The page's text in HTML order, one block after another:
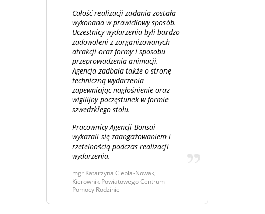
Całość realizacji zadania została
wykonana w prawidłowy sposób.
Uczestnicy wydarzenia byli bardzo
zadowoleni z zorganizowanych
atrakcji oraz formy i sposobu
przeprowadzenia animacji.
Agencja zadbała także o stronę
techniczną wydarzenia
zapewniając nagłośnienie oraz
wigilijny poczęstunek w formie
szwedzkiego stołu.
Pracownicy Agencji Bonsai
wykazali się zaangażowaniem i
rzetelnością podczas realizacji
wydarzenia.
mgr Katarzyna Ciepła-Nowak,
Kierownik Powiatowego Centrum
Pomocy Rodzinie